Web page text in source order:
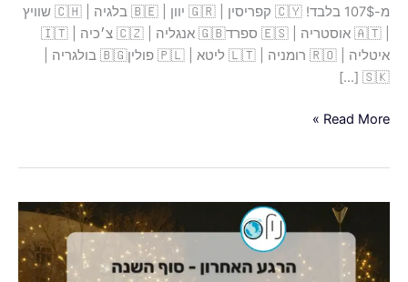
מ-107$ בלבד! 🇨🇾 קפריסין | 🇬🇷 יוון | 🇧🇪 בלגיה | 🇨🇭 שוויץ
| 🇦🇹 אוסטריה | 🇪🇸 ספרד🇬🇧 אנגליה | 🇨🇿 צ׳כיה | 🇮🇹
איטליה | 🇷🇴 רומניה | 🇱🇹 ליטא | 🇵🇱 פולין🇧🇬 בולגריה |
🇸🇰 […]
Read More »
האחרון!
אספנו